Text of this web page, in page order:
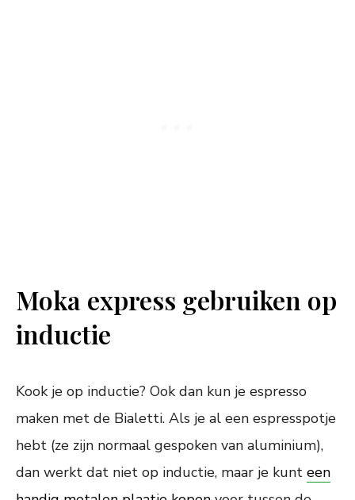
Moka express gebruiken op
inductie
Kook je op inductie? Ook dan kun je espresso
maken met de Bialetti. Als je al een espresspotje
hebt (ze zijn normaal gespoken van aluminium),
dan werkt dat niet op inductie, maar je kunt een